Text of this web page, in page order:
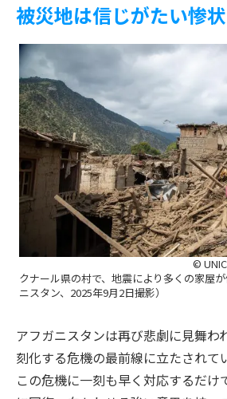
被災地は信じがたい惨状
©
クナール県の村で、地震により多くの家屋
ニスタン、2025年9月2日撮影）
アフガニスタンは再び悲劇に見舞わ
刻化する危機の最前線に立たされて
この危機に一刻も早く対応するだけ